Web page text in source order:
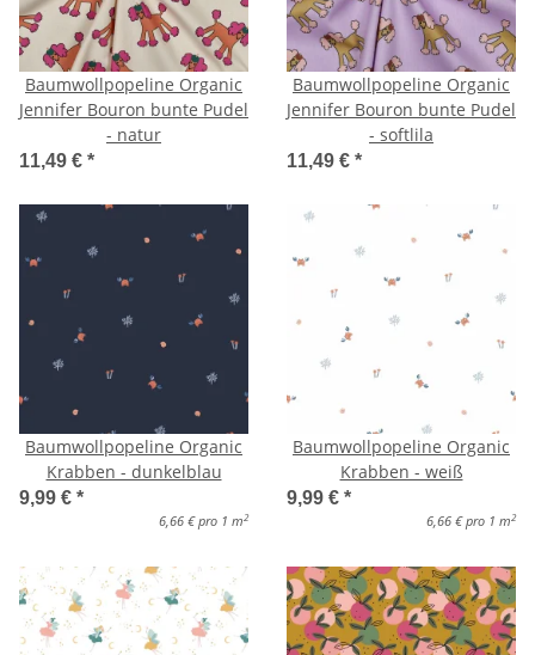
Baumwollpopeline Organic
Jennifer Bouron bunte Pudel
- natur
11,49 € *
Baumwollpopeline Organic
Jennifer Bouron bunte Pudel
- softlila
11,49 € *
Baumwollpopeline Organic
Krabben - dunkelblau
9,99 € *
6,66 € pro 1 m 2
Baumwollpopeline Organic
Krabben - weiß
9,99 € *
6,66 € pro 1 m 2